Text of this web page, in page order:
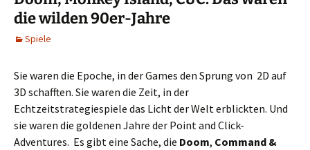
die wilden 90er-Jahre
Spiele
Sie waren die Epoche, in der Games den Sprung von 2D auf
3D schafften. Sie waren die Zeit, in der
Echtzeitstrategiespiele das Licht der Welt erblickten. Und
sie waren die goldenen Jahre der Point and Click-
Adventures. Es gibt eine Sache, die Doom, Command &